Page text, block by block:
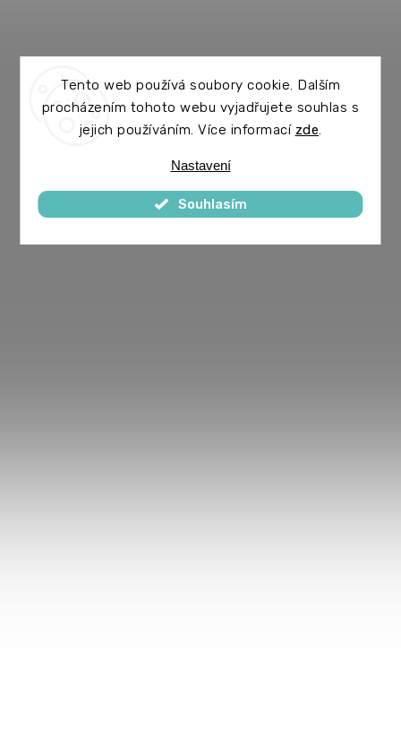
Tento web používá soubory cookie. Dalším
procházením tohoto webu vyjadřujete souhlas s
jejich používáním. Více informací zde
Nastavení
Souhlasím